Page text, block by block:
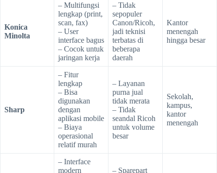
Konica
Minolta
– Multifungsi
lengkap (print,
scan, fax)
– User
interface bagus
– Cocok untuk
jaringan kerja
– Tidak
sepopuler
Canon/Ricoh,
jadi teknisi
terbatas di
beberapa
daerah
Kantor
menengah
hingga besar
Sharp
– Fitur
lengkap
– Bisa
digunakan
dengan
aplikasi mobile
– Biaya
operasional
relatif murah
– Layanan
purna jual
tidak merata
– Tidak
seandal Ricoh
untuk volume
besar
Sekolah,
kampus,
kantor
menengah
– Interface
modern
– Sparepart